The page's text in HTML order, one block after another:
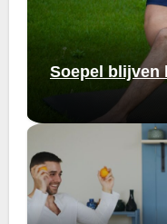
Soepel blijven